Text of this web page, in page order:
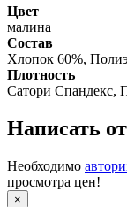
Цвет
малина
Состав
Хлопок 60%,
Плотность
Сатори Спандекс,
Написать
Необходимо
просмотра цен!
×